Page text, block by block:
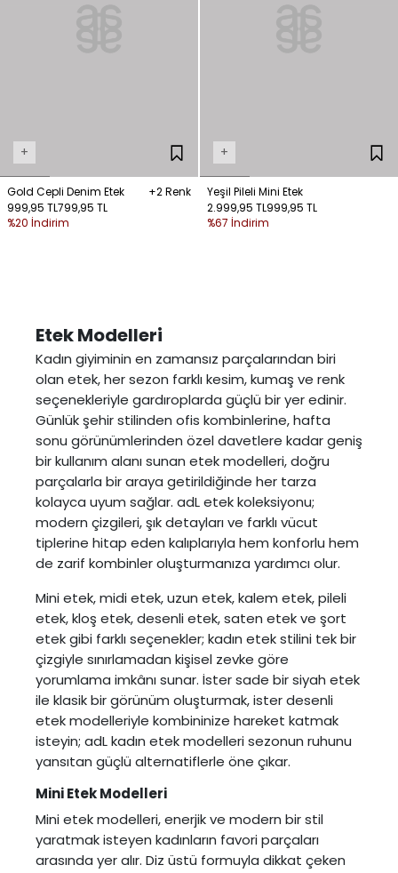
+
Gold Cepli Denim Etek
+2 Renk
999,95 TL799,95 TL
%20 İndirim
+
Yeşil Pileli Mini Etek
2.999,95 TL999,95 TL
%67 İndirim
Etek Modelleri
Kadın giyiminin en zamansız parçalarından biri
olan etek, her sezon farklı kesim, kumaş ve renk
seçenekleriyle gardıroplarda güçlü bir yer edinir.
Günlük şehir stilinden ofis kombinlerine, hafta
sonu görünümlerinden özel davetlere kadar geniş
bir kullanım alanı sunan etek modelleri, doğru
parçalarla bir araya getirildiğinde her tarza
kolayca uyum sağlar. adL etek koleksiyonu;
modern çizgileri, şık detayları ve farklı vücut
tiplerine hitap eden kalıplarıyla hem konforlu hem
de zarif kombinler oluşturmanıza yardımcı olur.
Mini etek, midi etek, uzun etek, kalem etek, pileli
etek, kloş etek, desenli etek, saten etek ve şort
etek gibi farklı seçenekler; kadın etek stilini tek bir
çizgiyle sınırlamadan kişisel zevke göre
yorumlama imkânı sunar. İster sade bir siyah etek
ile klasik bir görünüm oluşturmak, ister desenli
etek modelleriyle kombininize hareket katmak
isteyin; adL kadın etek modelleri sezonun ruhunu
yansıtan güçlü alternatiflerle öne çıkar.
Mini Etek Modelleri
Mini etek modelleri, enerjik ve modern bir stil
yaratmak isteyen kadınların favori parçaları
arasında yer alır. Diz üstü formuyla dikkat çeken